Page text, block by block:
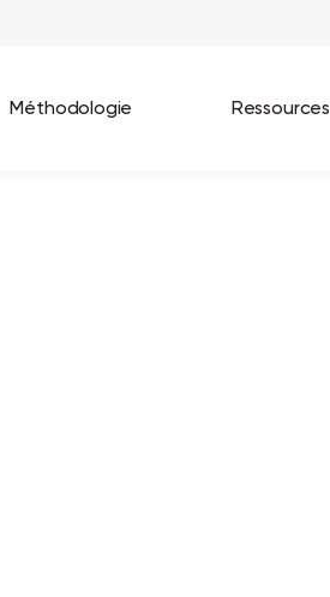
Méthodologie Ressources